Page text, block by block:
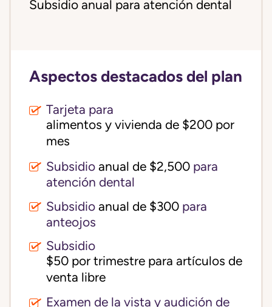
Subsidio anual para atención dental
Aspectos destacados del plan
Tarjeta para
alimentos y vivienda de $200 por
mes
Subsidio anual de $2,500 para
atención dental
Subsidio anual de $300 para
anteojos
Subsidio
$50 por trimestre para artículos de
venta libre
Examen de la vista y audición de